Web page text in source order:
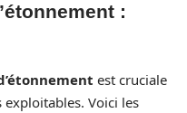
:
est cruciale
Voici les